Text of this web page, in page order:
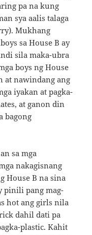
pa na kung
sya aalis talaga
Mukhang
sa House B ay
sila maka-ubra
boys ng House
at nawindang ang
iyakan at pagka-
at ganon din
bagong
sa mga
nakagisnang
House B na sina
pinili pang mag-
hot ang girls nila
dahil dati pa
plastic. Kahit